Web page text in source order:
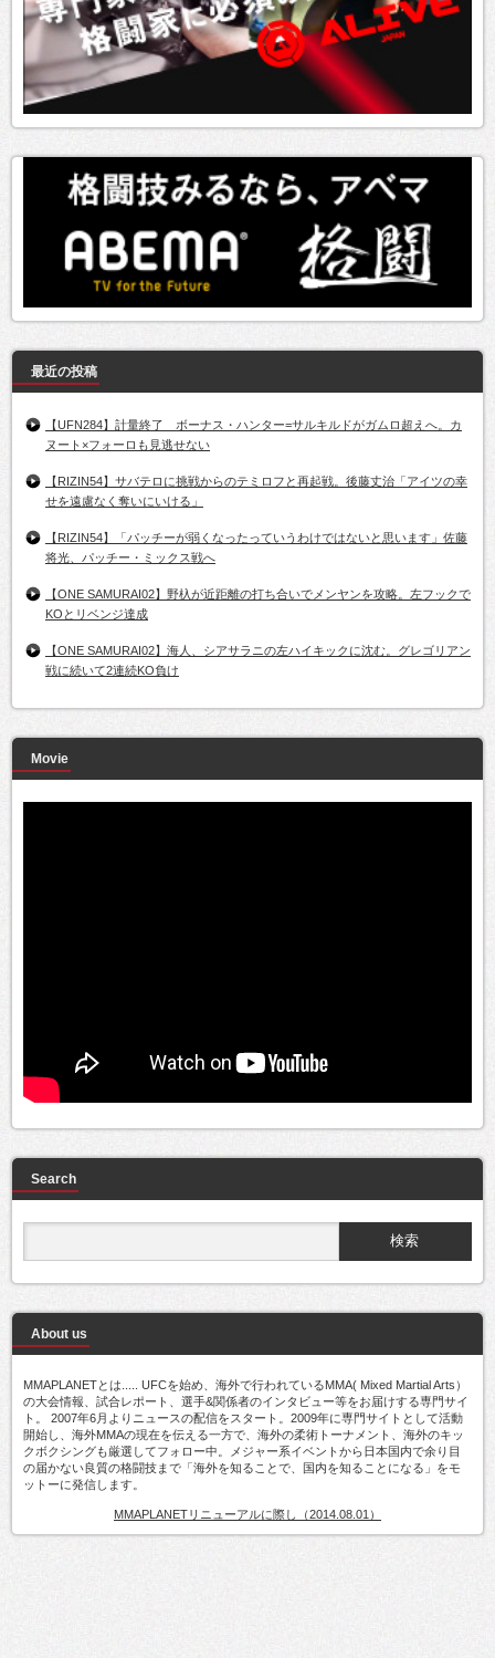
最近の投稿
【UFN284】計量終了 ボーナス・ハンター=サルキルドがガムロ超えへ。カ
ヌート×フォーロも見逃せない
【RIZIN54】サバテロに挑戦からのテミロフと再起戦。後藤丈治「アイツの幸
せを遠慮なく奪いにいける」
【RIZIN54】「パッチーが弱くなったっていうわけではないと思います」佐藤
将光、パッチー・ミックス戦へ
【ONE SAMURAI02】野杁が近距離の打ち合いでメンヤンを攻略。左フックで
KOとリベンジ達成
【ONE SAMURAI02】海人、シアサラニの左ハイキックに沈む。グレゴリアン
戦に続いて2連続KO負け
Movie
Search
About us
MMAPLANETとは..... UFCを始め、海外で行われているMMA( Mixed Martial Arts）
の大会情報、試合レポート、選手&関係者のインタビュー等をお届けする専門サイ
ト。 2007年6月よりニュースの配信をスタート。2009年に専門サイトとして活動
開始し、海外MMAの現在を伝える一方で、海外の柔術トーナメント、海外のキッ
クボクシングも厳選してフォロー中。メジャー系イベントから日本国内で余り目
の届かない良質の格闘技まで「海外を知ることで、国内を知ることになる」をモ
ットーに発信します。
MMAPLANETリニューアルに際し（2014.08.01）